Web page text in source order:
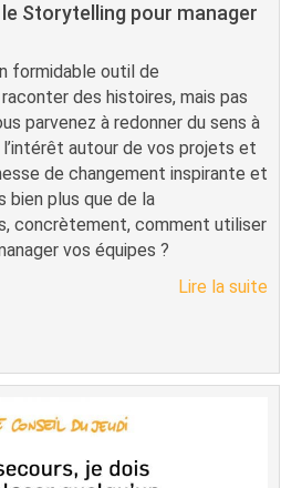
Storytelling pour manager
formidable outil de
des histoires, mais pas
parvenez à redonner du sens à
autour de vos projets et
de changement inspirante et
bien plus que de la
concrètement, comment utiliser
vos équipes ?
Lire la suite